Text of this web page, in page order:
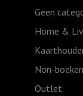
Geen
Home &
Non-
Outlet